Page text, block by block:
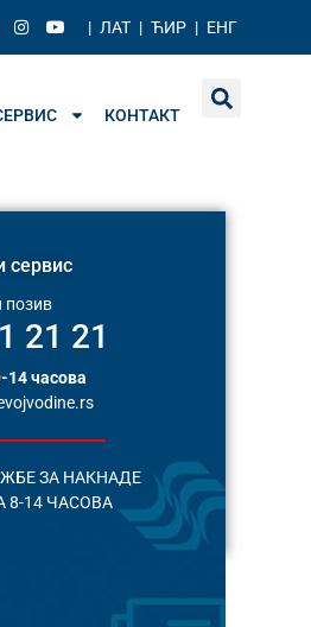
| ЛАТ | ЋИР | ЕНГ
КОНТАКТ
сервис
позив
21 21
часова
ЗА НАКНАДЕ
14 ЧАСОВА